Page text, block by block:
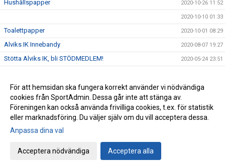
Hushållspapper 2020-10-26 11:52
2020-10-10 01:33
Toalettpapper 2020-10-01 08:29
Alviks IK Innebandy 2020-08-07 19:27
Stötta Alviks IK, bli STÖDMEDLEM! 2020-05-24 23:51
Riktlinjer Ungdom Alviks IK 2020-03-19 21:52
Reviderade föreningsstadgar 2020-03-03 12:50
Gå till Webbversion
För att hemsidan ska fungera korrekt använder vi nödvändiga
cookies från SportAdmin. Dessa går inte att stänga av.
Föreningen kan också använda frivilliga cookies, t.ex. för statistik
eller marknadsföring. Du väljer själv om du vill acceptera dessa.
Anpassa dina val
Acceptera nödvändiga Acceptera alla